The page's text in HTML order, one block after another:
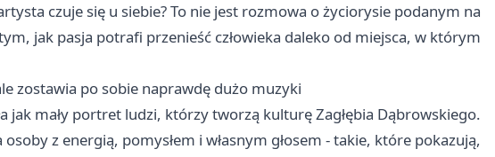
czuje się u siebie? To nie jest rozmowa o życiorysie podanym na
jak pasja potrafi przenieść człowieka daleko od miejsca, w którym
zostawia po sobie naprawdę dużo muzyki
jak mały portret ludzi, którzy tworzą kulturę Zagłębia Dąbrowskiego.
z energią, pomysłem i własnym głosem - takie, które pokazują,